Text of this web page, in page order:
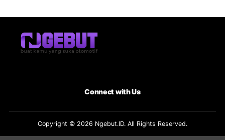
Connect with Us
Copyright © 2026 Ngebut.ID. All Rights Reserved.